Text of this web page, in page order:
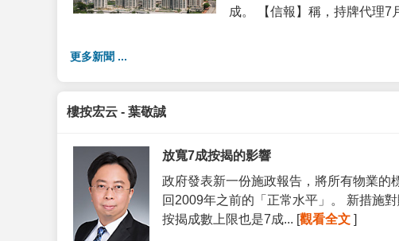
成。 【信報】稱，持牌代理7
更多新聞 ...
樓按宏云 - 葉敬誠
放寬7成按揭的影響
政府發表新一份施政報告，將所有物業的
回2009年之前的「正常水平」。 新措施
按揭成數上限也是7成... [觀看全文 ]